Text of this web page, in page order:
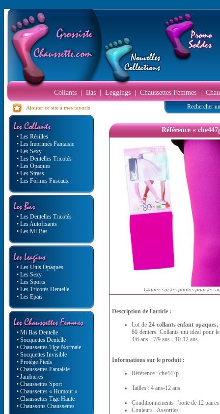
Collants| Bas| Leggings| Chaussettes Femmes|
Ajouter ce site à mes favoris Rechercher
• Les Résilles
• Les Imprimés Fantaisie
• Les Sexy
• Les Dentelles Tricotés
• Les Opaques
• Les Strass
• Les Formes Fuseaux
• Les Dentelles Tricotés
• Les Autofixants
• Les Mi-Bas
• Les Unis Opaques
• Les Sexy
• Les Sports
• Les Tricotés Dentelle
• Les Epais
• Mi Bas Dentelle
• Socquettes Dentelle
• Chaussettes Tige Normale
• Socquettes Invisible
• Protège Pieds
• Chaussettes Fantaisie
• Jambieres
• Chaussettes Sport
• Chaussettes « Humour »
• Chaussettes Tige Haute
• Chaussons Chaussettes
Référence «
Cliquez sur les photos pour les
Description de l'article :
Lot de 24 collants enfant
80 deniers. Collants uni idéal pour
4/6 ans - 7/9 ans - 10-12 ans.
Informations sur le produit :
Référence : che447p
Tailles : 4 ans-12 ans
Conditionnements : boite de 12 paires
Couleurs : Assorties